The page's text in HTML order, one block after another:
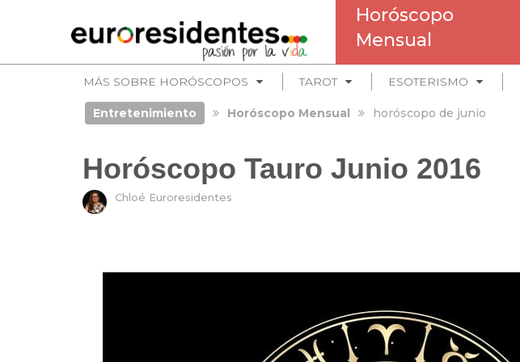
Horóscopo
Mensual
MÁS SOBRE HORÓSCOPOS TAROT ESOTERISMO
Entretenimiento Horóscopo Mensual horóscopo de junio
Horóscopo Tauro Junio 2016
Chloé Euroresidentes